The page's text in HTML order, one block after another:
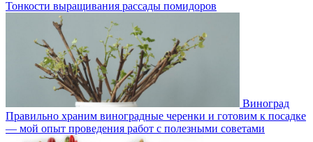
Тонкости выращивания рассады помидоров
Виноград
Правильно храним виноградные черенки и готовим к посадке
— мой опыт проведения работ с полезными советами